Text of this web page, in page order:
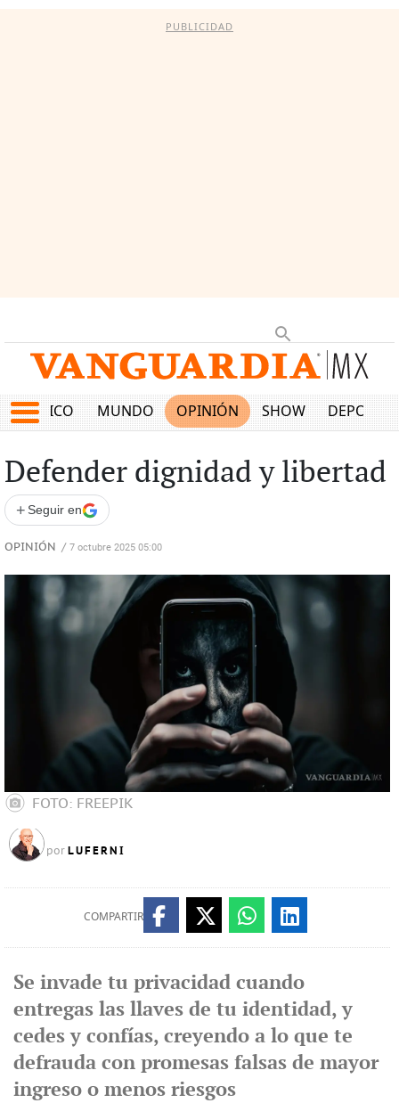
PUBLICIDAD
MÉXICO MUNDO OPINIÓN SHOW
Defender dignidad y libertad
+ Seguir en
OPINIÓN / 7 octubre 2025 05:00
FOTO: FREEPIK
por LUFERNI
COMPARTIR
Se invade tu privacidad cuando
entregas las llaves de tu identidad, y
cedes y confías, creyendo a lo que te
defrauda con promesas falsas de mayor
ingreso o menos riesgos